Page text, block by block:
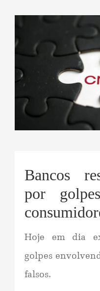
Bancos
por
Hoje em dia
golpes
falsos.